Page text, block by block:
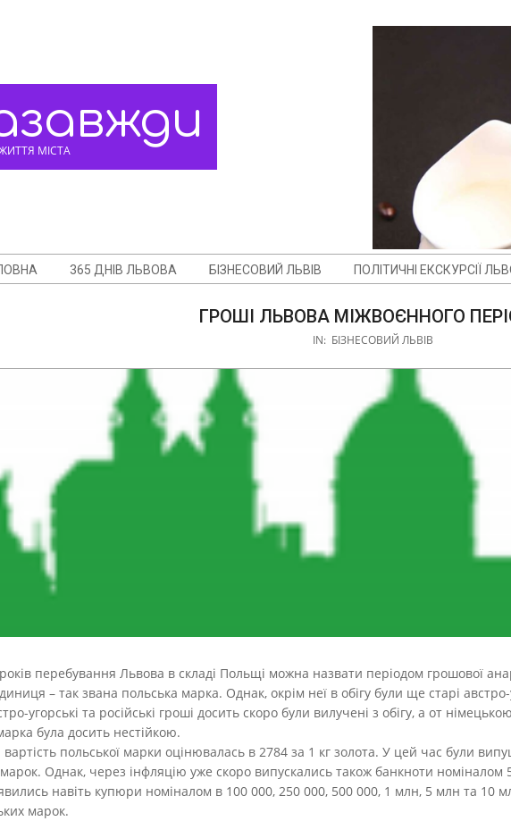
МІСТА
365 ДНІВ ЛЬВОВА БІЗНЕСОВИЙ ЛЬВІВ ПОЛІТИЧНІ ЕКСКУРСІЇ
ГРОШІ ЛЬВОВА МІЖВОЄННОГО
IN: БІЗНЕСОВИЙ ЛЬВІВ
перебування Львова в складі Польщі можна назвати періодом грошової
– так звана польська марка. Однак, окрім неї в обігу були ще старі австро-
угорські та російські гроші досить скоро були вилучені з обігу, а от
була досить нестійкою.
польської марки оцінювалась в 2784 за 1 кг золота. У цей час були
марок. Однак, через інфляцію уже скоро випускались також банкноти
навіть купюри номіналом в 100 000, 250 000, 500 000, 1 млн, 5 млн та
марок.